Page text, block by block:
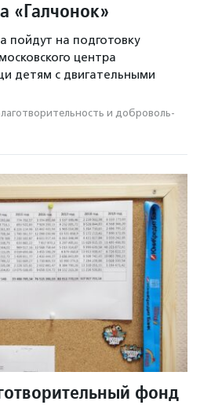
«Галчонок»
пойдут на подготовку
центра
детям с двигательными
и доброволь­
фонд